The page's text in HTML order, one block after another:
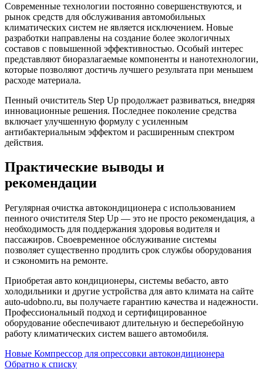
Современные технологии постоянно совершенствуются, и
рынок средств для обслуживания автомобильных
климатических систем не является исключением. Новые
разработки направлены на создание более экологичных
составов с повышенной эффективностью. Особый интерес
представляют биоразлагаемые компоненты и нанотехнологии,
которые позволяют достичь лучшего результата при меньшем
расходе материала.
Пенный очиститель Step Up продолжает развиваться, внедряя
инновационные решения. Последнее поколение средства
включает улучшенную формулу с усиленным
антибактериальным эффектом и расширенным спектром
действия.
Практические выводы и
рекомендации
Регулярная очистка автокондиционера с использованием
пенного очистителя Step Up — это не просто рекомендация, а
необходимость для поддержания здоровья водителя и
пассажиров. Своевременное обслуживание системы
позволяет существенно продлить срок службы оборудования
и сэкономить на ремонте.
Приобретая авто кондиционеры, системы вебасто, авто
холодильники и другие устройства для авто климата на сайте
auto-udobno.ru, вы получаете гарантию качества и надежности.
Профессиональный подход и сертифицированное
оборудование обеспечивают длительную и бесперебойную
работу климатических систем вашего автомобиля.
Новые Компрессор для опрессовки автокондиционера
Обратно к списку